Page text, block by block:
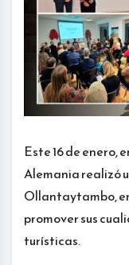
Este 16 de enero,
Alemania realizó
Ollantaytambo,
promover sus
turísticas.